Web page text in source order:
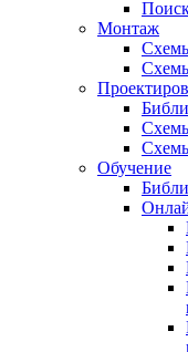
Монтаж
Обучение